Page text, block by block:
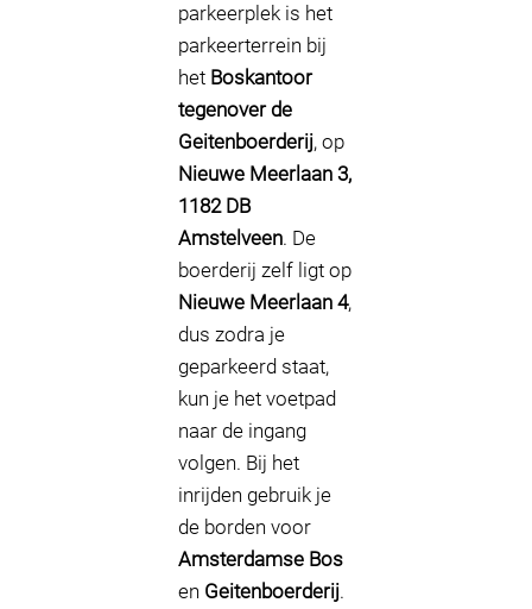
parkeerplek is het
parkeerterrein bij
het Boskantoor
tegenover de
Geitenboerderij, op
Nieuwe Meerlaan 3,
1182 DB
Amstelveen. De
boerderij zelf ligt op
Nieuwe Meerlaan 4,
dus zodra je
geparkeerd staat,
kun je het voetpad
naar de ingang
volgen. Bij het
inrijden gebruik je
de borden voor
Amsterdamse Bos
en Geitenboerderij.